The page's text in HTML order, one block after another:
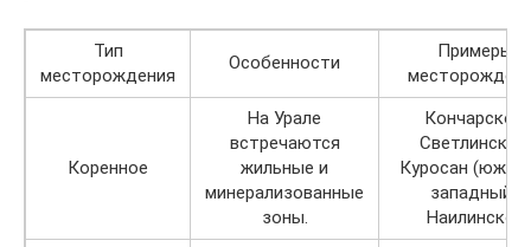
Тип
месторождения
Особенности
Примеры
Коренное
На Урале
встречаются
жильные и
минерализованные
зоны.
Кончарское,
Светлинское,
Куросан
западный),
Наилинское